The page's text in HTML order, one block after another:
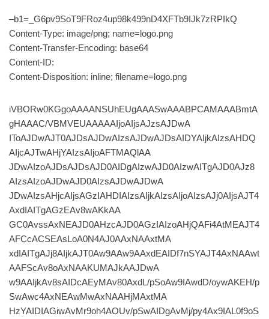
–b1=_G6pv9SoT9FRoz4up98k499nD4XFTb9IJk7zRPIkQ
Content-Type: image/png; name=logo.png
Content-Transfer-Encoding: base64
Content-ID:
Content-Disposition: inline; filename=logo.png
iVBORw0KGgoAAAANSUhEUgAAASwAAABPCAMAAABmtA
gHAAAC/VBMVEUAAAAAIjoAIjsAJzsAJDwA
IToAJDwAJT0AJDsAJDwAIzsAJDwAJDsAIDYAIjkAIzsAHDQ
AIjcAJTwAHjYAIzsAIjoAFTMAQlAA
JDwAIzoAJDsAJDsAJD0AIDgAIzwAJD0AIzwAITgAJD0AJz8
AIzsAIzoAJDwAJD0AIzsAJDwAJDwA
JDwAIzsAHjcAIjsAGzIAHDIAIzsAIjkAIzsAIjoAIzsAJj0AIjsAJT4
AxdIAITgAGzEAv8wAKkAA
GC0AvssAxNEAJD0AHzcAJD0AGzIAIzoAHjQAFi4AtMEAJT4
AFCcACSEAsLoA0N4AJ0AAxNAAxtMA
xdIAITgAJj8AIjkAJT0Aw9AAw9AAxdEAIDf7nSYAJT4AxNAAwt
AAFScAv8oAxNAAKUMAJkAAJDwA
w9AAIjkAv8sAIDcAEyMAv80AxdL/pSoAw9IAwdD/oywAKEH/p
SwAwc4AxNEAwMwAxNAAHjMAxtMA
HzYAIDIAGiwAvMr9oh4AOUv/pSwAIDgAvMj/py4Ax9IAL0f9oS